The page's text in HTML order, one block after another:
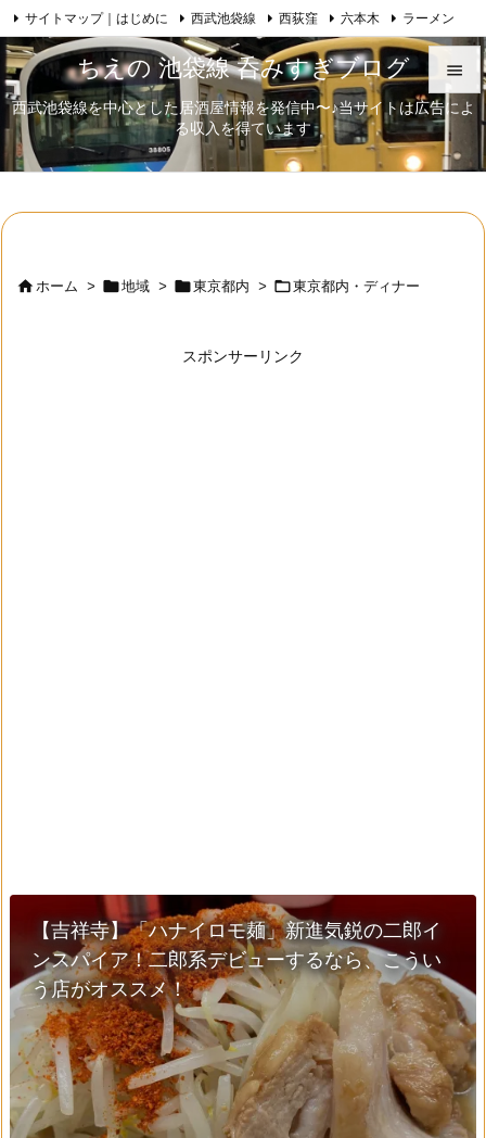
ちえの 池袋線 呑みすぎブログ
西武池袋線を中心とした居酒屋情報を発信中〜♪当サイトは広告によ
る収入を得ています


メニュ

サイトマップ｜はじめに 西武池袋線 西荻窪 六本木 ラーメン
日本酒 歌舞伎 自己紹介 RSS Feedly
ホーム > 地域 > 東京都内 > 東京都内・ディナー
スポンサーリンク
【吉祥寺】「ハナイロモ麺」新進気鋭の二郎イ
ンスパイア！二郎系デビューするなら、こうい
う店がオススメ！